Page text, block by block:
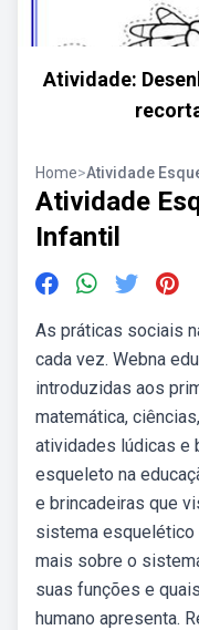
Atividade:
Home>Atividade
Atividade
Infantil
As práticas sociais
cada vez. Webna
introduzidas aos
matemática,
atividades lúdicas e
esqueleto na
e brincadeiras que
sistema esquelético
mais sobre o
suas funções e
humano apresenta.